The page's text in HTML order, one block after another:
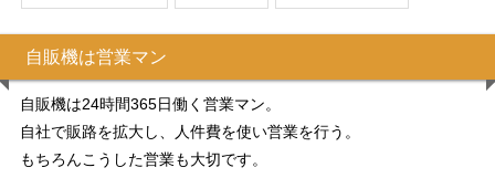
自販機は営業マン
自販機は24時間365日働く営業マン。
自社で販路を拡大し、人件費を使い営業を行う。
もちろんこうした営業も大切です。